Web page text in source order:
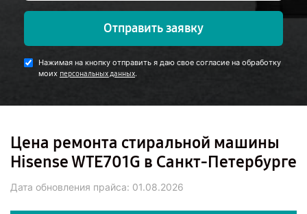
Отправить заявку
Нажимая на кнопку отправить я даю свое согласие на обработку
моих персональных данных.
Цена ремонта стиральной машины
Hisense WTE701G в Санкт-Петербурге
Дата обновления прайса: 01.08.2026